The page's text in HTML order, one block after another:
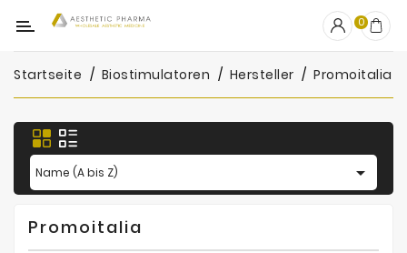
Kategorie
OUTLET
Fillers
Biostimulatoren
Mesotherapie
Peelings
0
Startseite Biostimulatoren Hersteller Promoitalia
Name (A bis Z) 
Promoitalia